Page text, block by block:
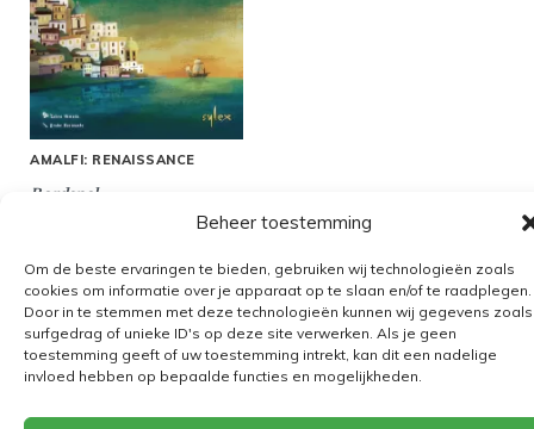
Beheer toestemming
Om de beste ervaringen te bieden, gebruiken wij technologieën zoals
cookies om informatie over je apparaat op te slaan en/of te raadplegen.
Door in te stemmen met deze technologieën kunnen wij gegevens zoals
surfgedrag of unieke ID's op deze site verwerken. Als je geen
toestemming geeft of uw toestemming intrekt, kan dit een nadelige
invloed hebben op bepaalde functies en mogelijkheden.
AMALFI: RENAISSANCE
Bordspel
Algemene voorwaarden
Verzending